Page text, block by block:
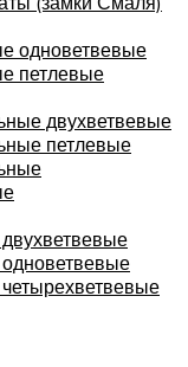
одноветвевые
петлевые
двухветвевые
петлевые